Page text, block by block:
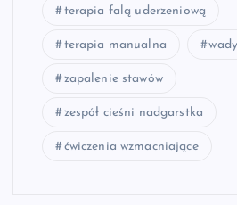
terapia falą uderzeniową
terapia manualna
zapalenie stawów
zespół cieśni nadgarstka
ćwiczenia wzmacniające